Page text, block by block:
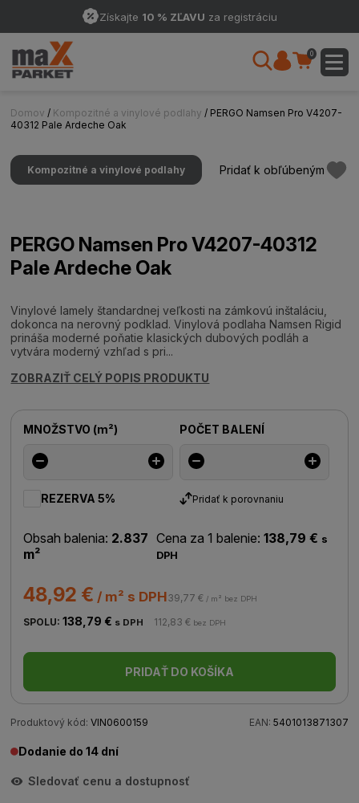
Získajte 10 % ZĽAVU za registráciu
0
Domov / Kompozitné a vinylové podlahy / PERGO Namsen Pro V4207-
40312 Pale Ardeche Oak
Kompozitné a vinylové podlahy Pridať k obľúbeným
PERGO Namsen Pro V4207-40312
Pale Ardeche Oak
Vinylové lamely štandardnej veľkosti na zámkovú inštaláciu,
dokonca na nerovný podklad. Vinylová podlaha Namsen Rigid
prináša moderné poňatie klasických dubových podláh a
vytvára moderný vzhľad s pri...
ZOBRAZIŤ CELÝ POPIS PRODUKTU
MNOŽSTVO (m²) POČET BALENÍ
REZERVA 5% Pridať k porovnaniu
Obsah balenia: 2.837
m²
Cena za 1 balenie: 138,79 € s
DPH
48,92 € / m² s DPH39,77 € / m² bez DPH
SPOLU:138,79 € s DPH 112,83 € bez DPH
PRIDAŤ DO KOŠÍKA
Produktový kód: VIN0600159 EAN: 5401013871307
Dodanie do 14 dní
Sledovať cenu a dostupnosť